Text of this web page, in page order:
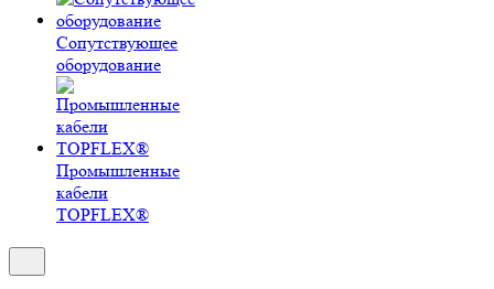
Сопутствующее
оборудование
Промышленные
кабели
TOPFLEX®